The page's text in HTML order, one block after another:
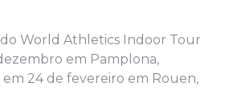
World Athletics Indoor Tour
em Pamplona,
em 24 de fevereiro em Rouen,